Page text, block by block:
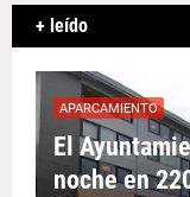
+ leído
APARCAMIENTO
El
noche en